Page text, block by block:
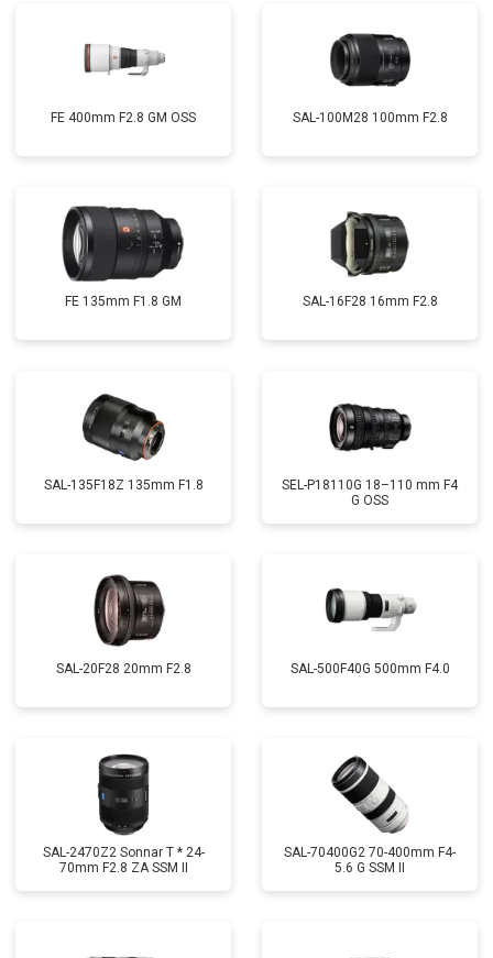
FE 400mm F2.8 GM OSS SAL-100M28 100mm F2.8
FE 135mm F1.8 GM SAL-16F28 16mm F2.8
SAL-135F18Z 135mm F1.8
SEL-P18110G 18–110 mm F4
G OSS
SAL-20F28 20mm F2.8 SAL-500F40G 500mm F4.0
SAL-2470Z2 Sonnar T * 24-
70mm F2.8 ZA SSM II
SAL-70400G2 70-400mm F4-
5.6 G SSM II